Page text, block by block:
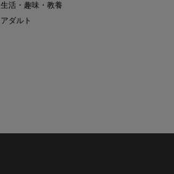
生活・趣味・教養
アダルト